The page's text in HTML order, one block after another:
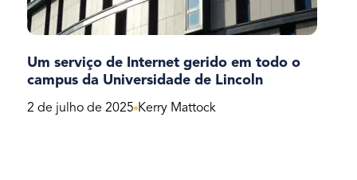
Um serviço de Internet gerido em todo o
campus da Universidade de Lincoln
2 de julho de 2025 Kerry Mattock